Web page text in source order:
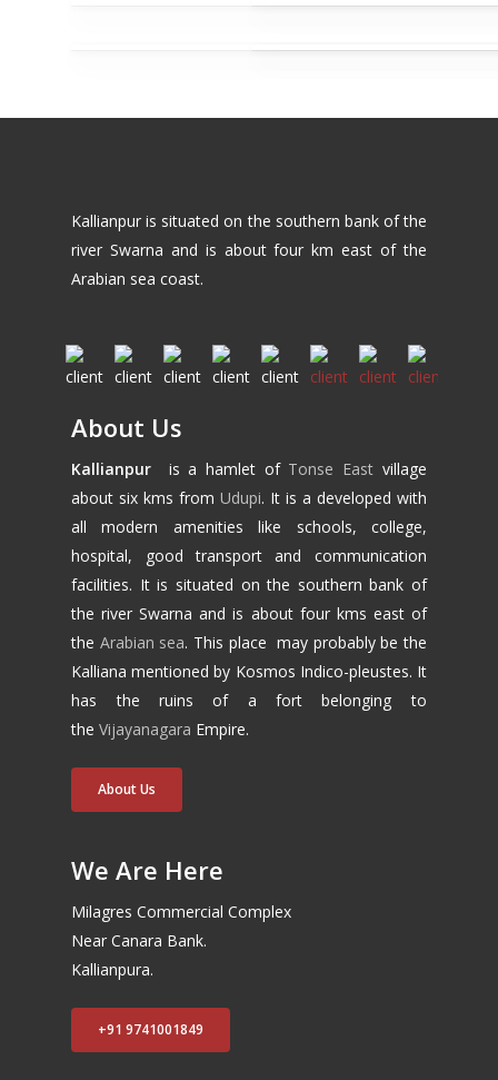
Kallianpur is situated on the southern bank of the
river Swarna and is about four km east of the
Arabian sea coast.
About Us
Kallianpur is a hamlet of Tonse East village
about six kms fromUdupi. It is a developed with
all modern amenities like schools, college,
hospital, good transport and communication
facilities. It is situated on the southern bank of
the river Swarna and is about four kms east of
the Arabian sea. This place may probably be the
Kalliana mentioned by Kosmos Indico-pleustes. It
has the ruins of a fort belonging to
theVijayanagara Empire.
About Us
We Are Here
Milagres Commercial Complex
Near Canara Bank.
Kallianpura.
+91 9741001849